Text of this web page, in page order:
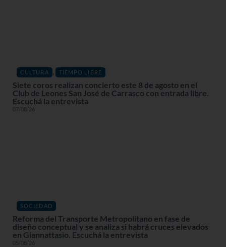
CULTURA , TIEMPO LIBRE
Siete coros realizan concierto este 8 de agosto en el
Club de Leones San José de Carrasco con entrada libre.
Escuchá la entrevista
07/08/26
SOCIEDAD
Reforma del Transporte Metropolitano en fase de
diseño conceptual y se analiza si habrá cruces elevados
en Giannattasio. Escuchá la entrevista
05/08/26